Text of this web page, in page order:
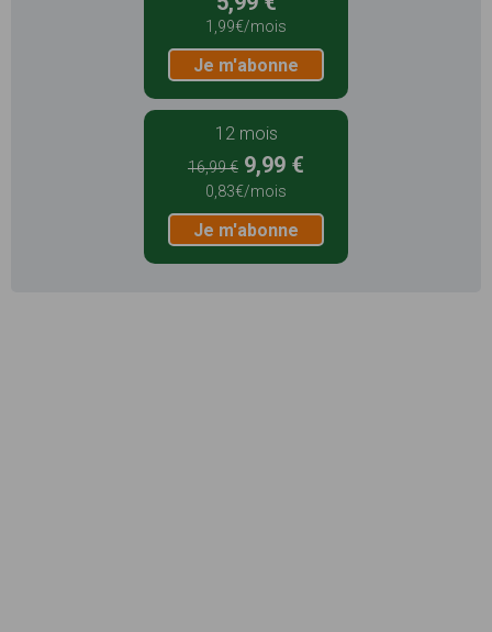
1,99€/mois
Je m'abonne
12 mois
16,99 € 9,99 €
0,83€/mois
Je m'abonne